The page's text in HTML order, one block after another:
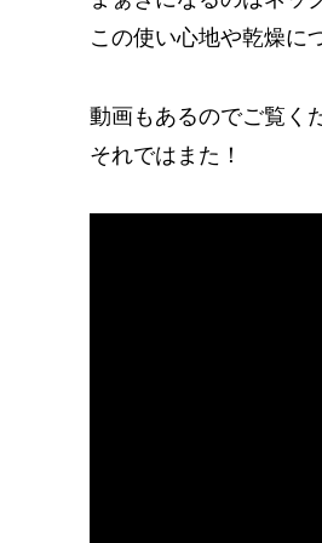
この使い心地や乾燥に
動画もあるのでご覧く
それではまた！